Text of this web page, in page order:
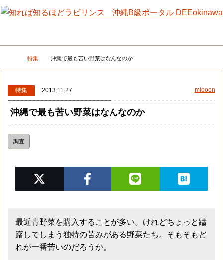
メニュー 検
DEEokinawaトップ
特集 沖縄で最も苦い野菜はなんなのか
特集 2013.11.27 miooon
沖縄で最も苦い野菜はなんなのか
調査
最近青野菜を購入することが多い。けれどちょっと躊
躇してしまう独特の苦みがある野菜たち。そもそもど
れが一番苦いのだろうか。